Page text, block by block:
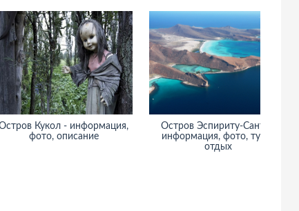
Кукол - информация,
фото, описание
Остров Эспириту-Санто -
информация, фото, туры,
отдых